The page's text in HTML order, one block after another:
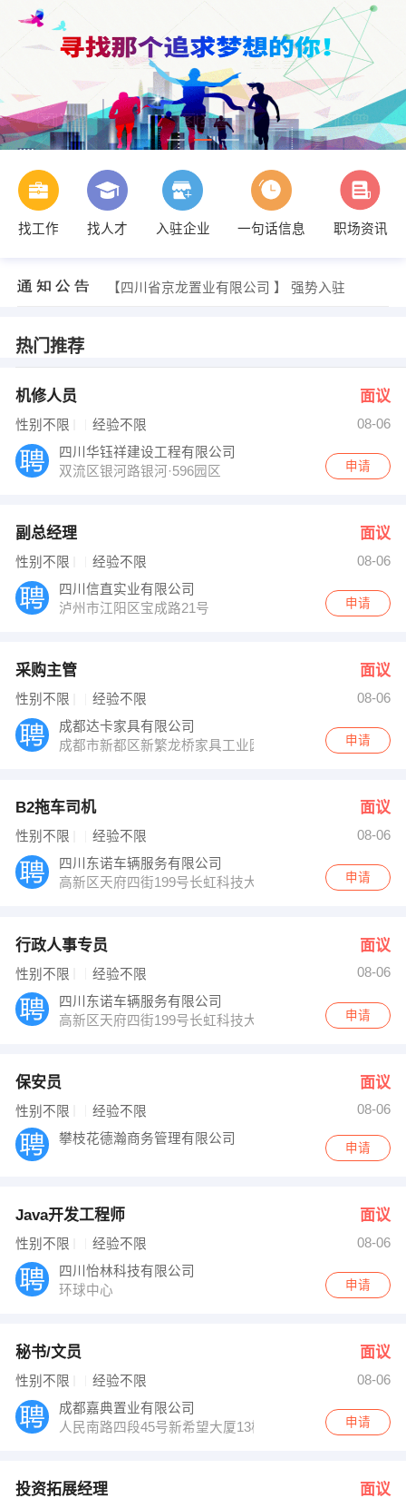
找工作 找人才 入驻企业 一句话信息 职场资讯
邓庆龙 发布 [行政人事专员 ] 招聘信息
【四川省京龙置业有限公司 】 强势入驻
【攀枝花市一诺投资担保有限公司 】 强势入驻
热门推荐
机修人员 面议
性别不限 经验不限
08-06
四川华钰祥建设工程有限公司
双流区银河路银河·596园区
申请
副总经理 面议
性别不限 经验不限
08-06
四川信直实业有限公司
泸州市江阳区宝成路21号
申请
采购主管 面议
性别不限 经验不限
08-06
成都达卡家具有限公司
成都市新都区新繁龙桥家具工业园金度路49号
申请
B2拖车司机 面议
性别不限 经验不限
08-06
四川东诺车辆服务有限公司
高新区天府四街199号长虹科技大厦B座1104
申请
行政人事专员 面议
性别不限 经验不限
08-06
四川东诺车辆服务有限公司
高新区天府四街199号长虹科技大厦B座1104
申请
保安员 面议
性别不限 经验不限
08-06
攀枝花德瀚商务管理有限公司
申请
Java开发工程师 面议
性别不限 经验不限
08-06
四川怡林科技有限公司
环球中心
申请
秘书/文员 面议
性别不限 经验不限
08-06
成都嘉典置业有限公司
人民南路四段45号新希望大厦13楼7号
申请
投资拓展经理 面议